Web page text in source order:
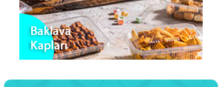
Alışverişe Başla